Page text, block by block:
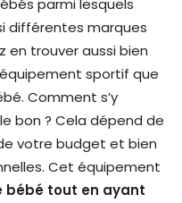
parmi lesquels
différentes marques
en trouver aussi bien
sportif que
Comment s’y
bon ? Cela dépend de
votre budget et bien
Cet équipement
bébé tout en ayant